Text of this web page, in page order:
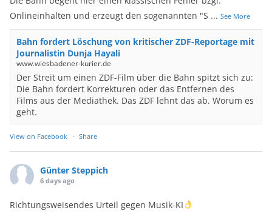
Onlineinhalten und erzeugt den sogenannten "S ... See More
Bahn fordert Löschung von kritischer ZDF-Reportage mit
Journalistin Dunja Hayali
www.wiesbadener-kurier.de
Der Streit um einen ZDF-Film über die Bahn spitzt sich zu:
Die Bahn fordert Korrekturen oder das Entfernen des
Films aus der Mediathek. Das ZDF lehnt das ab. Worum es
geht.
View on Facebook · Share
Günter Steppich
6 days ago
Richtungsweisendes Urteil gegen Musik-KI